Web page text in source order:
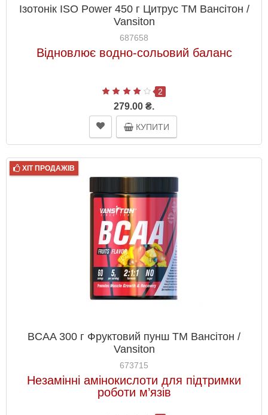
Ізотонік ISO Power 450 г Цитрус ТМ Вансітон /
Vansiton
687658
Відновлює водно-сольовий баланс
2
279.00 ₴.
КУПИТИ
ХІТ ПРОДАЖІВ
BCAA 300 г Фруктовий пунш ТМ Вансітон /
Vansiton
673715
Незамінні амінокислоти для підтримки
роботи м’язів